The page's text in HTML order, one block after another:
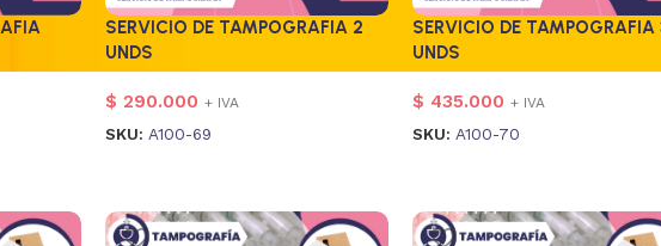
SERVICIO DE TAMPOGRAFIA 2
UNDS
$ 290.000 + IVA
SKU: A100-69
SERVICIO DE TAMPOGRAFIA
UNDS
$ 435.000 + IVA
SKU: A100-70